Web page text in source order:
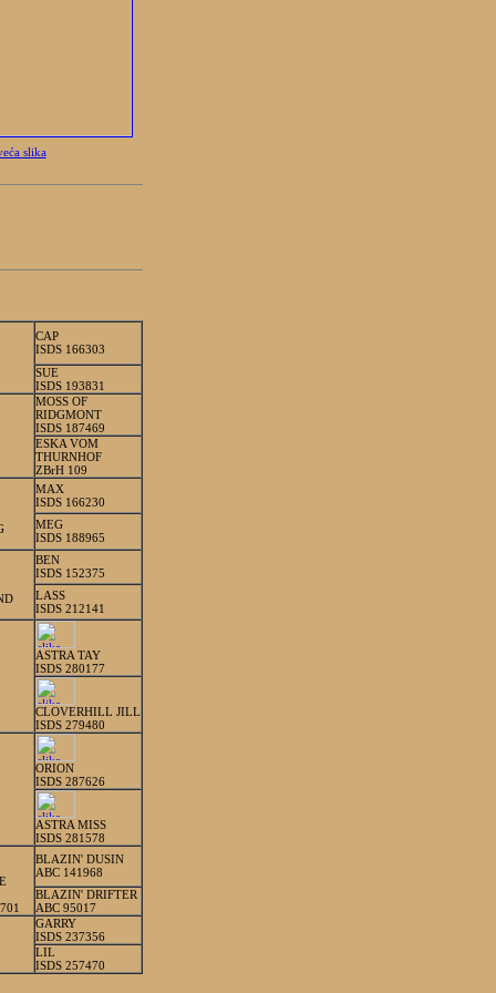
slika
CAP
ISDS 166303
SUE
ISDS 193831
MOSS OF
RIDGMONT
ISDS 187469
ESKA VOM
THURNHOF
ZBrH 109
MAX
ISDS 166230
MEG
ISDS 188965
BEN
ISDS 152375
LASS
ISDS 212141
ASTRA TAY
ISDS 280177
CLOVERHILL JILL
ISDS 279480
ORION
ISDS 287626
ASTRA MISS
ISDS 281578
BLAZIN' DUSIN
ABC 141968
BLAZIN' DRIFTER
ABC 95017
GARRY
ISDS 237356
LIL
ISDS 257470